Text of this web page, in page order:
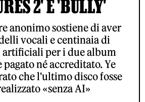
2' E 'BULLY'
anonimo sostiene di aver
vocali e centinaia di
artificiali per i due album
pagato né accreditato. Ye
che l'ultimo disco fosse
«senza AI»